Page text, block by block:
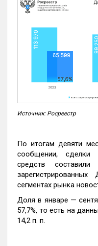
Источник: Росреестр
По итогам девяти
сообщении, сделки
средств
сегментах рынка
Доля в январе —
57,7%, то есть на
14,2 п. п.